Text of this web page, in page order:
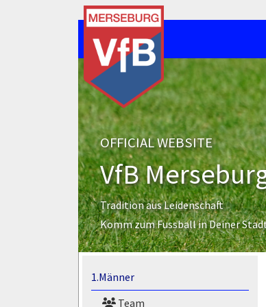
OFFICIAL WEBSITE
VfB
Tradition aus Leidenschaft
Komm zum Fussball in Deiner
1.Männer
Team